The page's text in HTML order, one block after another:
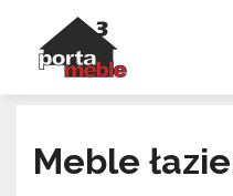
Meble